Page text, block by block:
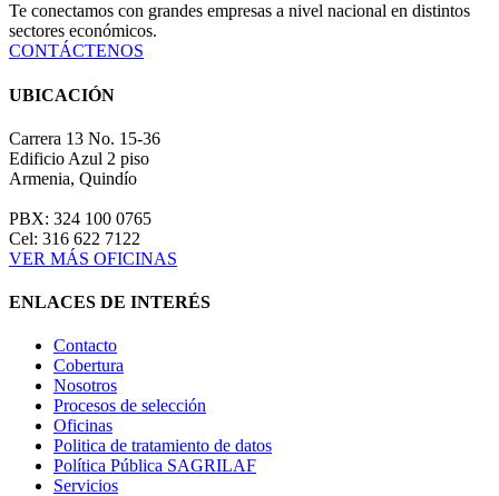
Te conectamos con grandes empresas a nivel nacional en distintos
sectores económicos.
CONTÁCTENOS
UBICACIÓN
Carrera 13 No. 15-36
Edificio Azul 2 piso
Armenia, Quindío
PBX: 324 100 0765
Cel: 316 622 7122
VER MÁS OFICINAS
ENLACES DE INTERÉS
Contacto
Cobertura
Nosotros
Procesos de selección
Oficinas
Politica de tratamiento de datos
Política Pública SAGRILAF
Servicios